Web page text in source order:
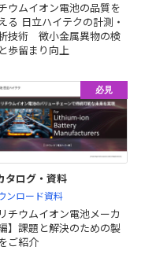
ウムイオン電池の品質を
る 日立ハイテクの計測・
技術 微小金属異物の検
歩留まり向上
必見
タログ・資料
ンロード資料
リチウムイオン電池メーカ
】課題と解決のための製
ご紹介